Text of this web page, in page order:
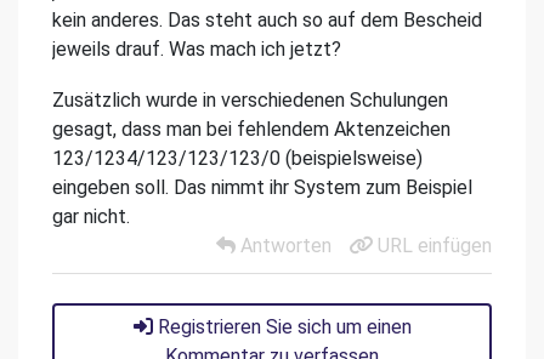
kein anderes. Das steht auch so auf dem Bescheid
jeweils drauf. Was mach ich jetzt?
Zusätzlich wurde in verschiedenen Schulungen
gesagt, dass man bei fehlendem Aktenzeichen
123/1234/123/123/123/0 (beispielsweise)
eingeben soll. Das nimmt ihr System zum Beispiel
gar nicht.
Antworten
URL einfügen
Registrieren Sie sich um einen